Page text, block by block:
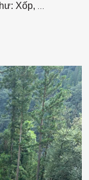
Xốp,
hơn cả là
lượng thể tích chỉ
tông, đồng thời